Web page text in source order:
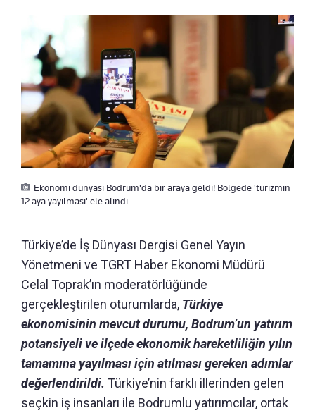
Ekonomi dünyası Bodrum'da bir araya geldi! Bölgede 'turizmin
12 aya yayılması' ele alındı
Türkiye’de İş Dünyası Dergisi Genel Yayın
Yönetmeni ve TGRT Haber Ekonomi Müdürü
Celal Toprak’ın moderatörlüğünde
gerçekleştirilen oturumlarda, Türkiye
ekonomisinin mevcut durumu, Bodrum’un yatırım
potansiyeli ve ilçede ekonomik hareketliliğin yılın
tamamına yayılması için atılması gereken adımlar
değerlendirildi. Türkiye’nin farklı illerinden gelen
seçkin iş insanları ile Bodrumlu yatırımcılar, ortak